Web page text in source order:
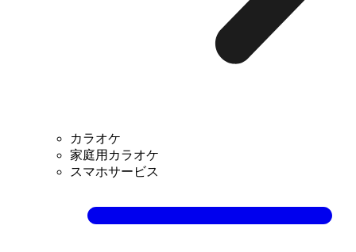
カラオケ
家庭用カラオケ
スマホサービス